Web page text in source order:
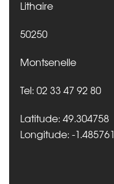
Lithaire
50250
Montsenelle
Tel: 02 33 47 92 80
Latitude: 49.304758
Longitude: -1.485761